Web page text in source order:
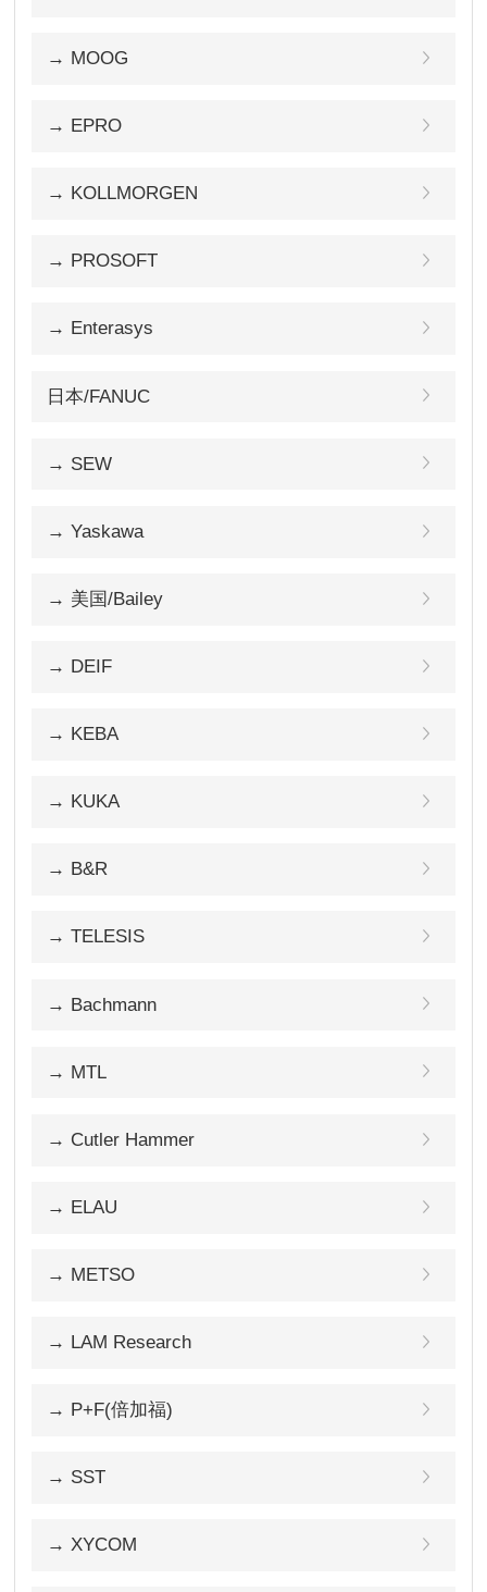
→ MOOG
→ EPRO
→ KOLLMORGEN
→ PROSOFT
→ Enterasys
日本/FANUC
→ SEW
→ Yaskawa
→ 美国/Bailey
→ DEIF
→ KEBA
→ KUKA
→ B&R
→ TELESIS
→ Bachmann
→ MTL
→ Cutler Hammer
→ ELAU
→ METSO
→ LAM Research
→ P+F(倍加福)
→ SST
→ XYCOM